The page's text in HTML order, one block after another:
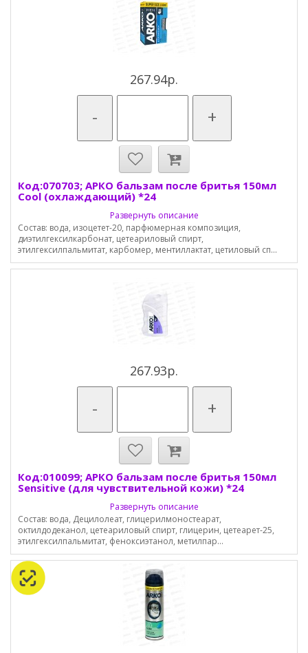
267.94р.
- +
Код:070703; АРКО бальзам после бритья 150мл
Cool (охлаждающий) *24
Развернуть описание
Состав: вода, изоцетет-20, парфюмерная композиция,
диэтилгексилкарбонат, цетеариловый спирт,
этилгексилпальмитат, карбомер, ментиллактат, цетиловый сп...
267.93р.
- +
Код:010099; АРКО бальзам после бритья 150мл
Sensitive (для чувствительной кожи) *24
Развернуть описание
Состав: вода, Децилолеат, глицерилмоностеарат,
октилдодеканол, цетеариловый спирт, глицерин, цетеарет-25,
этилгексилпальмитат, феноксиэтанол, метилпар...